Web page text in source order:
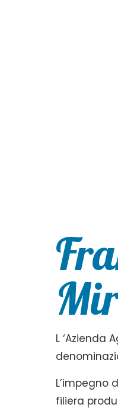
L ‘Azienda
L’impegno
filiera